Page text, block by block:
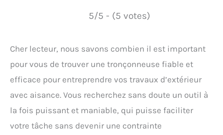
5/5 - (5 votes)
Cher lecteur, nous savons combien il est important
pour vous de trouver une tronçonneuse fiable et
efficace pour entreprendre vos travaux d’extérieur
avec aisance. Vous recherchez sans doute un outil à
la fois puissant et maniable, qui puisse faciliter
votre tâche sans devenir une contrainte